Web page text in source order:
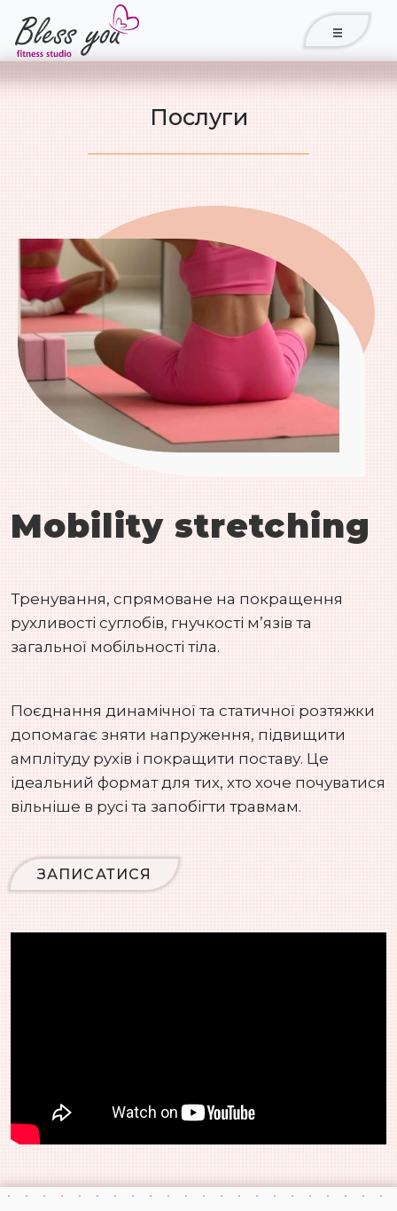
Послуги
Mobility stretching
Тренування, спрямоване на покращення
рухливості суглобів, гнучкості м’язів та
загальної мобільності тіла.
Поєднання динамічної та статичної розтяжки
допомагає зняти напруження, підвищити
амплітуду рухів і покращити поставу. Це
ідеальний формат для тих, хто хоче почуватися
вільніше в русі та запобігти травмам.
ЗАПИСАТИСЯ